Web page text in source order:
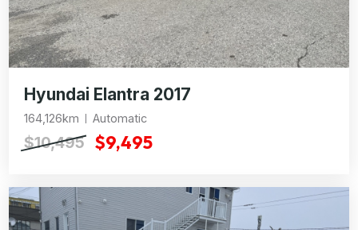
Hyundai Elantra 2017
164,126km Automatic
$10,495 $9,495